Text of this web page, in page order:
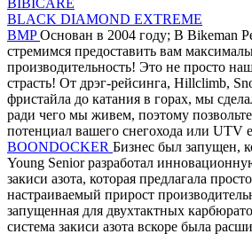
BLACK DIAMOND EXTREME
BMPОснован в 2004 году; В Bikeman
стремимся предоставить вам
производительность! Это не просто
страсть! От дрэг-рейсинга, Hillclimb,
фристайла до катания в горах, мы
ради чего мы живем, поэтому
потенциал вашего снегохода или UTV
BOONDOCKER Бизнес был запущен,
Young Senior разработал
закиси азота, которая предлагала
настраиваемый прирост
запущенная для двухтактных
система закиси азота вскоре была